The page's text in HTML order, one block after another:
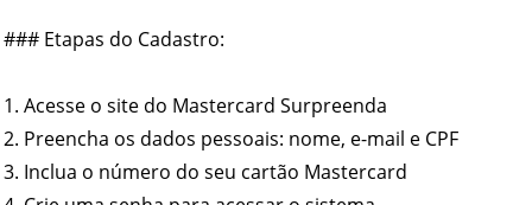
### Etapas do Cadastro:
1. Acesse o site do Mastercard Surpreenda
2. Preencha os dados pessoais: nome, e-mail e CPF
3. Inclua o número do seu cartão Mastercard